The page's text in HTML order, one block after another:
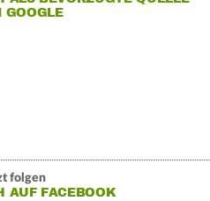
GOOGLE
folgen
AUF FACEBOOK